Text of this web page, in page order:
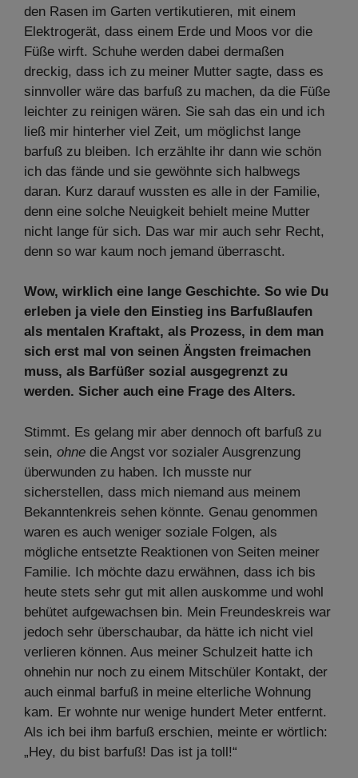
den Rasen im Garten vertikutieren, mit einem
Elektrogerät, dass einem Erde und Moos vor die
Füße wirft. Schuhe werden dabei dermaßen
dreckig, dass ich zu meiner Mutter sagte, dass es
sinnvoller wäre das barfuß zu machen, da die Füße
leichter zu reinigen wären. Sie sah das ein und ich
ließ mir hinterher viel Zeit, um möglichst lange
barfuß zu bleiben. Ich erzählte ihr dann wie schön
ich das fände und sie gewöhnte sich halbwegs
daran. Kurz darauf wussten es alle in der Familie,
denn eine solche Neuigkeit behielt meine Mutter
nicht lange für sich. Das war mir auch sehr Recht,
denn so war kaum noch jemand überrascht.
Wow, wirklich eine lange Geschichte. So wie Du
erleben ja viele den Einstieg ins Barfußlaufen
als mentalen Kraftakt, als Prozess, in dem man
sich erst mal von seinen Ängsten freimachen
muss, als Barfüßer sozial ausgegrenzt zu
werden. Sicher auch eine Frage des Alters.
Stimmt. Es gelang mir aber dennoch oft barfuß zu
sein, ohne die Angst vor sozialer Ausgrenzung
überwunden zu haben. Ich musste nur
sicherstellen, dass mich niemand aus meinem
Bekanntenkreis sehen könnte. Genau genommen
waren es auch weniger soziale Folgen, als
mögliche entsetzte Reaktionen von Seiten meiner
Familie. Ich möchte dazu erwähnen, dass ich bis
heute stets sehr gut mit allen auskomme und wohl
behütet aufgewachsen bin. Mein Freundeskreis war
jedoch sehr überschaubar, da hätte ich nicht viel
verlieren können. Aus meiner Schulzeit hatte ich
ohnehin nur noch zu einem Mitschüler Kontakt, der
auch einmal barfuß in meine elterliche Wohnung
kam. Er wohnte nur wenige hundert Meter entfernt.
Als ich bei ihm barfuß erschien, meinte er wörtlich:
„Hey, du bist barfuß! Das ist ja toll!“